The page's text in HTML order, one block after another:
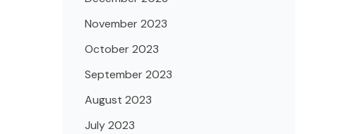
November 2023
October 2023
September 2023
August 2023
July 2023